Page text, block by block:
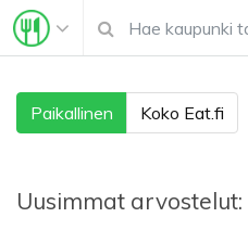
Paikallinen Koko Eat.fi
Uusimmat arvostelut: